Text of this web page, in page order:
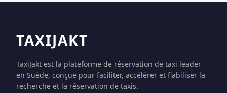
TAXIJAKT
TaxiJakt est la plateforme de réservation de taxi leader
en Suède, conçue pour faciliter, accélérer et fiabiliser la
recherche et la réservation de taxis.